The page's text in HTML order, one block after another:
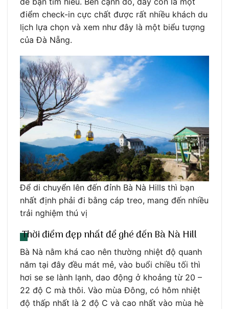
điểm check-in cực chất được rất nhiều khách du
lịch lựa chọn và xem như đây là một biểu tượng
của Đà Nẵng.
Để di chuyển lên đến đỉnh Bà Nà Hills thì bạn
nhất định phải đi bằng cáp treo, mang đến nhiều
trải nghiệm thú vị
Thời điểm đẹp nhất để ghé đến Bà Nà Hill
Bà Nà nằm khá cao nên thường nhiệt độ quanh
năm tại đây đều mát mẻ, vào buổi chiều tối thì
hơi se se lành lạnh, dao động ở khoảng từ 20 –
22 độ C mà thôi. Vào mùa Đông, có hôm nhiệt
độ thấp nhất là 2 độ C và cao nhất vào mùa hè